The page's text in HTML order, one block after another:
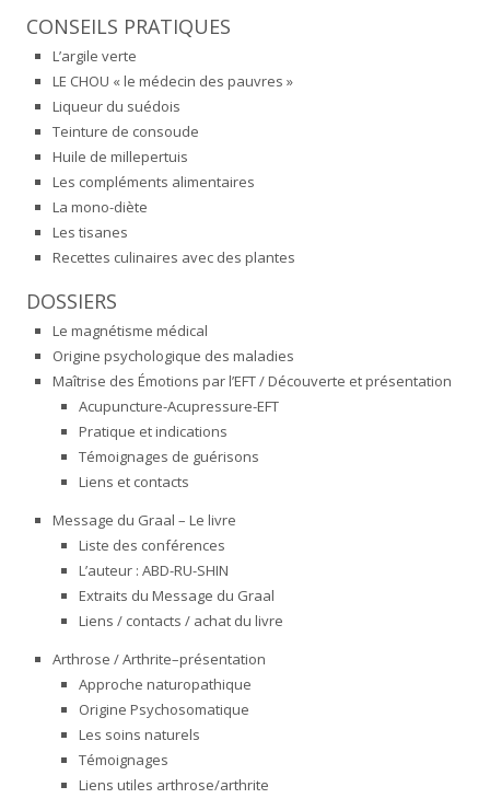
CONSEILS PRATIQUES
L’argile verte
LE CHOU « le médecin des pauvres »
Liqueur du suédois
Teinture de consoude
Huile de millepertuis
Les compléments alimentaires
La mono-diète
Les tisanes
Recettes culinaires avec des plantes
DOSSIERS
Le magnétisme médical
Origine psychologique des maladies
Maîtrise des Émotions par l’EFT / Découverte et présentation
Acupuncture-Acupressure-EFT
Pratique et indications
Témoignages de guérisons
Liens et contacts
Message du Graal – Le livre
Liste des conférences
L’auteur : ABD-RU-SHIN
Extraits du Message du Graal
Liens / contacts / achat du livre
Arthrose / Arthrite–présentation
Approche naturopathique
Origine Psychosomatique
Les soins naturels
Témoignages
Liens utiles arthrose/arthrite